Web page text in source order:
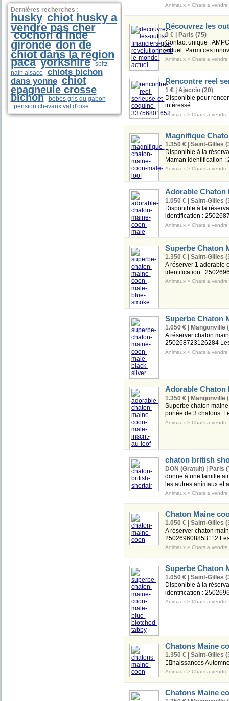
Dernières recherches :
husky chiot husky a
vendre pas cher
cochon d inde
gironde don de
chiot dans la region
paca yorkshire
spitz
nain alsace
chiots bichon
dans yonne chiot
epagneule crosse
bichon
bébés gris du gabon
pension chevaux val d'oise
Animaux> Chats a vendre
Découvrez les
0 € | Paris (75)
Contact unique :
actuel. Parmi ces
Animaux> Chats a vendre
Rencontre reel
1 € | Ajaccio (20)
Disponible pour
intéressé.
Animaux> Chats a vendre
Magnifique
1.350 € | Saint-Gilles
Disponible à la
Maman identification :
Animaux> Chats a vendre
Adorable Chaton
1.050 € | Saint-Gilles
Disponible à la
identification :
Animaux> Chats a vendre
Superbe Chaton
1.350 € | Saint-Gilles
A réserver 1 adorable
identification :
Animaux> Chats a vendre
Superbe Chaton
1.050 € | Mangonville
A réserver chaton
250268723126284
Animaux> Chats a vendre
Adorable Chaton
1.350 € | Mangonville
Superbe chaton
portée de 3 chatons.
Animaux> Chats a vendre
chaton british
DON (Gratuit) | Paris
donne à une famille
les autres animaux et
Animaux> Chats a vendre
Chaton Maine
1.050 € | Saint-Gilles
A réserver chaton
250269608853112
Animaux> Chats a vendre
Superbe Chaton
1.050 € | Saint-Gilles
Disponible à la
identification :
Animaux> Chats a vendre
Chatons Maine
1.350 € | Saint-Gilles
🧚‍♀️naissances
Animaux> Chats a vendre
Chatons Maine